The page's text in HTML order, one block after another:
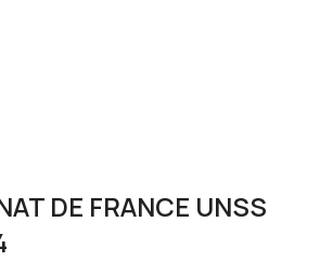
DE FRANCE UNSS